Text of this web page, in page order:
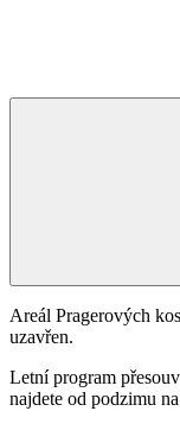
Areál Pragerových
uzavřen.
Letní program
najdete od podzimu